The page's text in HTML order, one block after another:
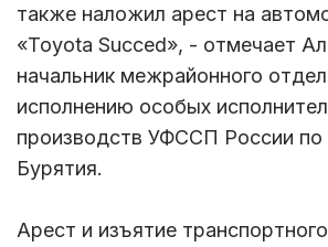
также наложил арест на
«Toyota Succed», - отмечает
начальник межрайонного
исполнению особых
производств УФССП России по
Бурятия.
Арест и изъятие